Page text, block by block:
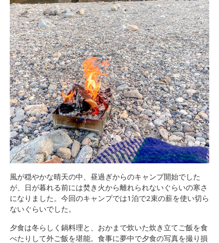
風が穏やかな晴天の中、昼過ぎからのキャンプ開始でした
が、日が暮れる前には焚き火から離れられないぐらいの寒さ
になりました。今回のキャンプでは1泊で2束の薪を使い切ら
ないぐらいでした。
夕食は冬らしく鍋料理と、おかまで炊いた炊き立てご飯を食
べたりして外ご飯を堪能。食事に夢中で夕食の写真を撮り損